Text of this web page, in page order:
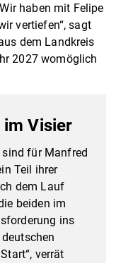
haben mit Felipe
vertiefen“, sagt
dem Landkreis
2027 womöglich
im Visier
sind für Manfred
Teil ihrer
dem Lauf
beiden im
ins
verrät